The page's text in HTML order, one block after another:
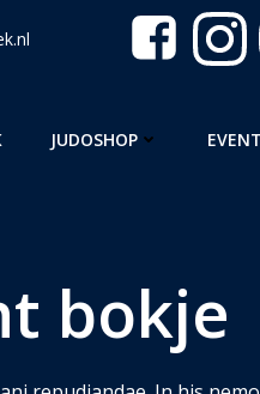
JUDOSHOP
bokje